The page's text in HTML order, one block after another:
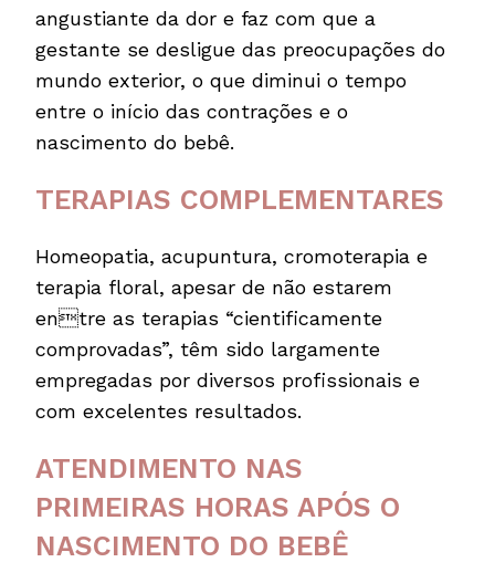
angustiante da dor e faz com que a
gestante se desligue das preocupações do
mundo exterior, o que diminui o tempo
entre o início das contrações e o
nascimento do bebê.
TERAPIAS COMPLEMENTARES
Homeopatia, acupuntura, cromoterapia e
terapia floral, apesar de não estarem
entre as terapias “cientificamente
comprovadas”, têm sido largamente
empregadas por diversos profissionais e
com excelentes resultados.
ATENDIMENTO NAS
PRIMEIRAS HORAS APÓS O
NASCIMENTO DO BEBÊ